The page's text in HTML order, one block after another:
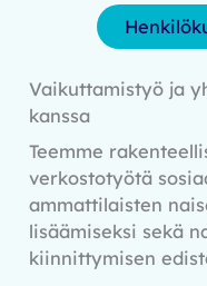
Vaikuttamistyö ja
kanssa
Teemme
verkostotyötä
ammattilaisten
lisäämiseksi sekä
kiinnittymisen